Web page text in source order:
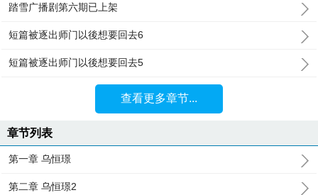
踏雪广播剧第六期已上架
短篇被逐出师门以後想要回去6
短篇被逐出师门以後想要回去5
查看更多章节...
章节列表
第一章 乌恒璟
第二章 乌恒璟2